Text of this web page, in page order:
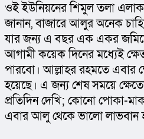
ওই ইউনিয়নের শিমুল তলা
জানান, বাজারে আলুর অনেক
যার জন্য এ বছর এক একর
আগামী কয়েক দিনের মধ্যেই
পারবো। আল্লাহর রহমতে এবার
হয়েছে। এ জন্য শেষ সময়ে
প্রতিদিন দেখি; কোনো পোকা-
এবার আলু থেকে ভালো লাভবান